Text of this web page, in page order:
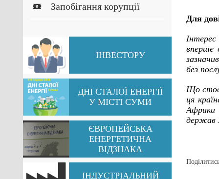
Запобігання корупції
ІНВЕСТОРУ
ДНІ СТАЛОЇ ЕНЕРГІЇ
У МІСТІ СУМИ
ЄВРОПЕЙСЬКА
ЕНЕРГЕТИЧНА
ВІДЗНАКА
ІНДУСТРІАЛЬНИЙ
Для
вперше
без
Що
ця
Африки
держав